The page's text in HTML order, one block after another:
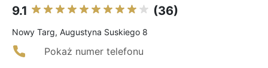
9.1 (36)
Nowy Targ, Augustyna Suskiego 8
Pokaż numer telefonu